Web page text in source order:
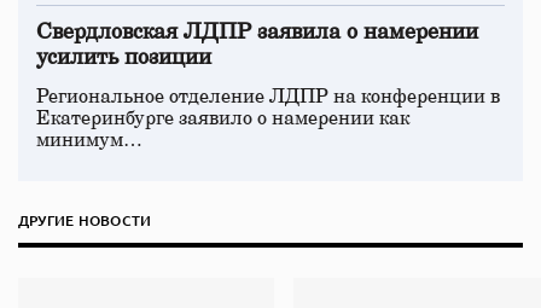
Свердловская ЛДПР заявила о намерении
усилить позиции
Региональное отделение ЛДПР на конференции в
Екатеринбурге заявило о намерении как
минимум…
ДРУГИЕ НОВОСТИ